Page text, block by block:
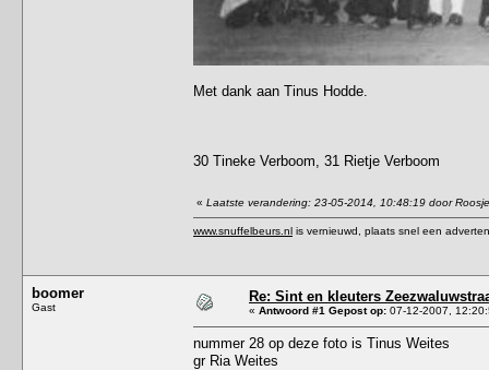
Met dank aan Tinus Hodde.
30 Tineke Verboom, 31 Rietje Verboom
« Laatste verandering: 23-05-2014, 10:48:19 door Roosje
www.snuffelbeurs.nl is vernieuwd, plaats snel een
boomer
Gast
Re: Sint en kleuters
« Antwoord #1 Gepost op: 07-12-2007,
nummer 28 op deze foto is Tinus Weites
gr Ria Weites